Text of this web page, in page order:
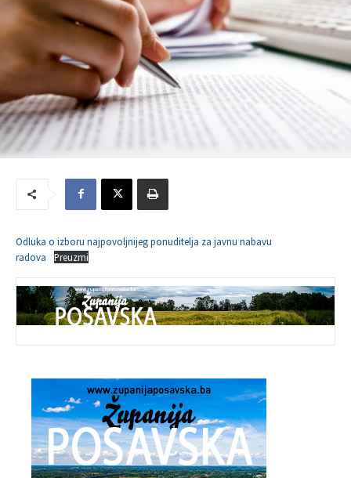
Odluka o izboru najpovoljnijeg ponuditelja za javnu nabavu
radova
Preuzmi